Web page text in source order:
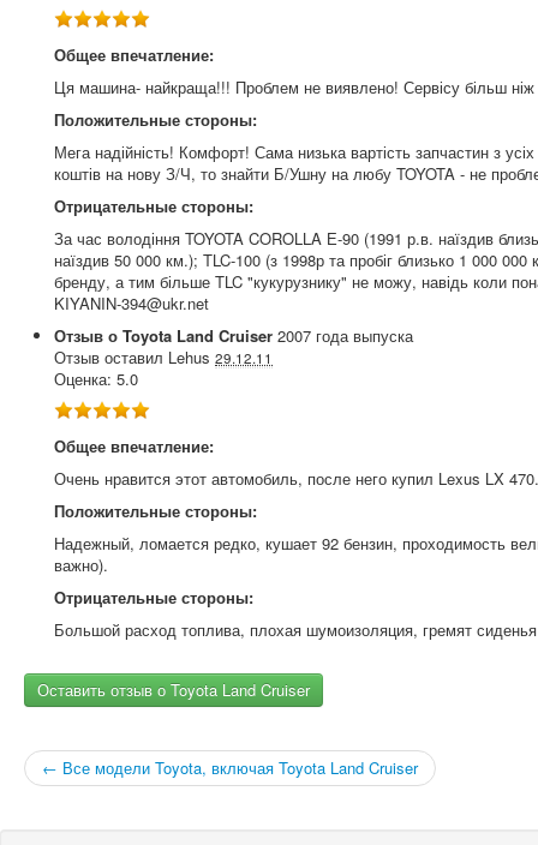
Общее впечатление:
Ця машина- найкраща!!! Проблем не виявлено! Сервісу більш
Положительные стороны:
Мега надійність! Комфорт! Сама низька вартість запчастин з
коштів на нову З/Ч, то знайти Б/Ушну на любу TOYOTA - не
Отрицательные стороны:
За час володіння TOYOTA COROLLA Е-90 (1991 р.в. наїздив
наїздив 50 000 км.); TLC-100 (з 1998р та пробіг близько 1 000
бренду, а тим більше TLC "кукурузнику" не можу, навідь коли
KIYANIN-394@ukr.net
Отзыв о Toyota Land Cruiser 2007 года выпуска
Отзыв оставил Lehus 29.12.11
Оценка: 5.0
Общее впечатление:
Очень нравится этот автомобиль, после него купил Lexus LX 470.
Положительные стороны:
Надежный, ломается редко, кушает 92 бензин, проходимость
важно).
Отрицательные стороны:
Большой расход топлива, плохая шумоизоляция, гремят
Оставить отзыв о Toyota Land Cruiser
← Все модели Toyota, включая Toyota Land Cruiser